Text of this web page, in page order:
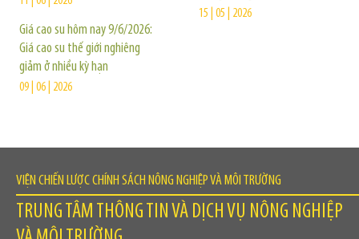
Giá cao su hôm nay 9/6/2026:
Giá cao su thế giới nghiêng
giảm ở nhiều kỳ hạn
09 | 06 | 2026
15 | 05 | 2026
VIỆN CHIẾN LƯỢC CHÍNH SÁCH NÔNG NGHIỆP VÀ MÔI TRƯỜNG
TRUNG TÂM THÔNG TIN VÀ DỊCH VỤ NÔNG NGHIỆP